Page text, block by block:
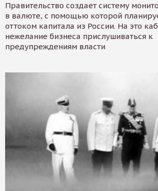
Правительство создает систему
в валюте, с помощью которой
оттоком капитала из России. На это
нежелание бизнеса прислушиваться к
предупреждениям власти